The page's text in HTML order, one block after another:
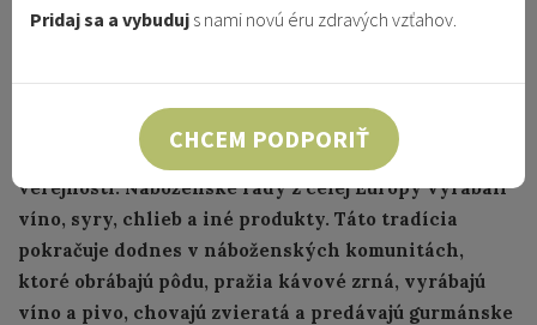
obnovujú tiež RODINU, chránia Božie STVORENIA a
význam. Mnísi začali s varením piva v stredoveku
pre vlastné konzumovanie a potom ho predávali
verejnosti. Náboženské rády z celej Európy vyrábali
víno, syry, chlieb a iné produkty. Táto tradícia
pokračuje dodnes v náboženských komunitách,
ktoré obrábajú pôdu, pražia kávové zrná, vyrábajú
víno a pivo, chovajú zvieratá a predávajú gurmánske
Pridaj sa a vybuduj s nami novú éru zdravých vzťahov.
CHCEM PODPORIŤ